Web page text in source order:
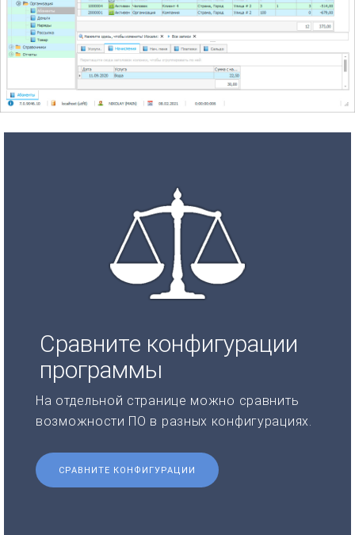
Сравните конфигурации
программы
На отдельной странице можно сравнить
возможности ПО в разных конфигурациях.
СРАВНИТЕ КОНФИГУРАЦИИ